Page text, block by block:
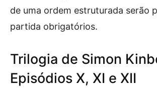
de uma ordem estruturada serão
partida obrigatórios.
Trilogia de Simon
Episódios X, XI e XII